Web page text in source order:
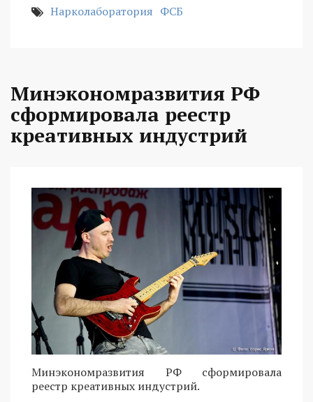
Нарколаборатория ФСБ
Минэкономразвития РФ
сформировала реестр
креативных индустрий
Минэкономразвития РФ сформировала
реестр креативных индустрий.